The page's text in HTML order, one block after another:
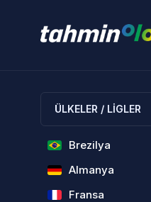
ÜLKELER / LİGLER
Brezilya
Almanya
Fransa